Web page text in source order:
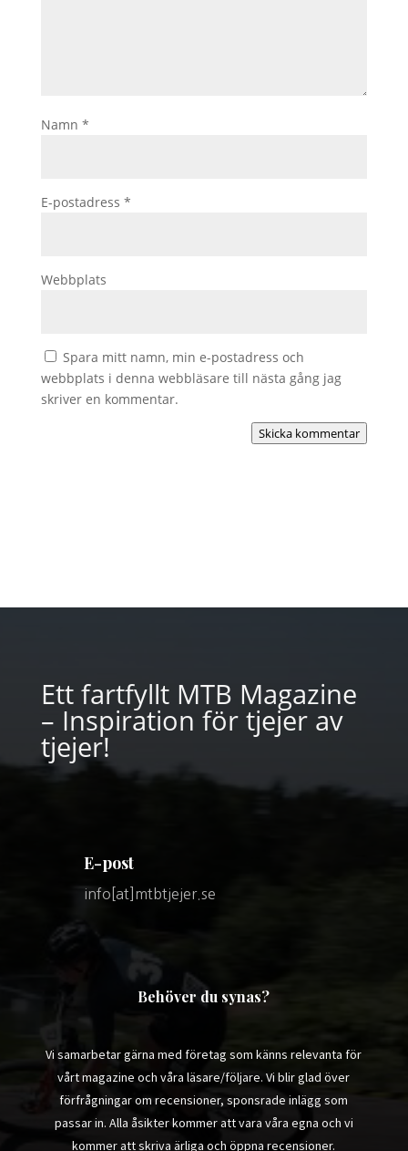
Namn *
E-postadress *
Webbplats
Spara mitt namn, min e-postadress och
webbplats i denna webbläsare till nästa gång jag
skriver en kommentar.
Skicka kommentar
Ett fartfyllt MTB Magazine
– Inspiration för tjejer av
tjejer!
E-post
info[at]mtbtjejer.se
Behöver du synas?
Vi samarbetar gärna med företag som känns relevanta för
vårt magazine och våra läsare/följare. Vi blir glad över
förfrågningar om recensioner, sponsrade inlägg som
passar in. Alla åsikter kommer att vara våra egna och vi
kommer att skriva ärliga och öppna recensioner.